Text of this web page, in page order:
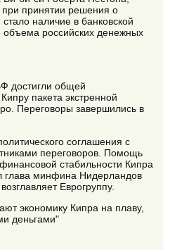
принятии решения о
наличие в банковской
объема российских денежных
достигли общей
пакета экстренной
Переговоры завершились в
соглашения с
переговоров. Помощь
стабильности Кипра
глава минфина Нидерландов
Еврогруппу.
экономику Кипра на плаву,
деньгами"